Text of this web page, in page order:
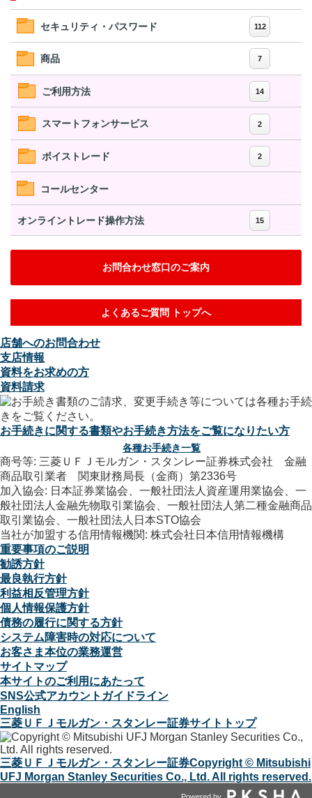
セキュリティ・パスワード 112
商品 7
ご利用方法 14
スマートフォンサービス 2
ボイストレード 2
コールセンター
オンライントレード操作方法 15
お問合わせ窓口のご案内
よくあるご質問 トップへ
店舗へのお問合わせ
支店情報
資料をお求めの方
資料請求
お手続きに関する書類やお手続き方法をご覧になりたい方
各種お手続き一覧
商号等: 三菱ＵＦＪモルガン・スタンレー証券株式会社 金融
商品取引業者 関東財務局長（金商）第2336号
加入協会: 日本証券業協会、一般社団法人資産運用業協会、一
般社団法人金融先物取引業協会、一般社団法人第二種金融商品
取引業協会、一般社団法人日本STO協会
当社が加盟する信用情報機関: 株式会社日本信用情報機構
重要事項のご説明
勧誘方針
最良執行方針
利益相反管理方針
個人情報保護方針
債務の履行に関する方針
システム障害時の対応について
お客さま本位の業務運営
サイトマップ
本サイトのご利用にあたって
SNS公式アカウントガイドライン
English
三菱ＵＦＪモルガン・スタンレー証券サイトトップ
三菱ＵＦＪモルガン・スタンレー証券Copyright © Mitsubishi
UFJ Morgan Stanley Securities Co., Ltd. All rights reserved.
Powered by